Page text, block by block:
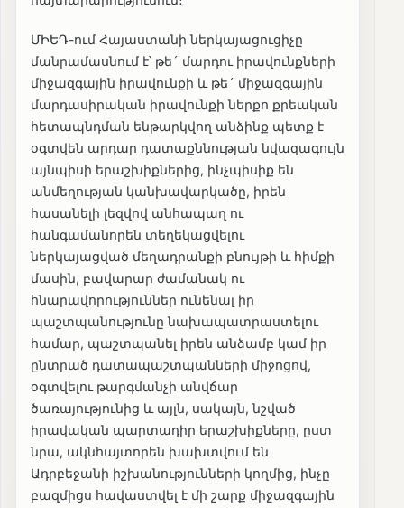
ՄԻԵԴ-ում Հայաստանի ներկայացուցիչը
մանրամասնում է՝ թե´ մարդու իրավունքների
միջազգային իրավունքի և թե´ միջազգային
մարդասիրական իրավունքի ներքո քրեական
հետապնդման ենթարկվող անձինք պետք է
օգտվեն արդար դատաքննության նվազագույն
այնպիսի երաշխիքներից, ինչպիսիք են
անմեղության կանխավարկածը, իրեն
հասանելի լեզվով անհապաղ ու
հանգամանորեն տեղեկացվելու
ներկայացված մեղադրանքի բնույթի և հիմքի
մասին, բավարար ժամանակ ու
հնարավորություններ ունենալ իր
պաշտպանությունը նախապատրաստելու
համար, պաշտպանել իրեն անձամբ կամ իր
ընտրած դատապաշտպանների միջոցով,
օգտվելու թարգմանչի անվճար
ծառայությունից և այլն, սակայն, նշված
իրավական պարտադիր երաշխիքները, ըստ
նրա, ակնհայտորեն խախտվում են
Ադրբեջանի իշխանությունների կողմից, ինչը
բազմիցս հավաստվել է մի շարք միջազգային